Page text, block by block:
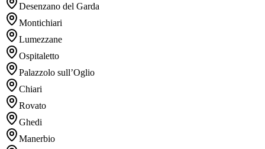
Desenzano del Garda
Montichiari
Lumezzane
Ospitaletto
Palazzolo sull’Oglio
Chiari
Rovato
Ghedi
Manerbio